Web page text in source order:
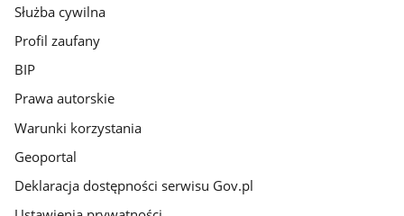
Służba cywilna
Profil zaufany
BIP
Prawa autorskie
Warunki korzystania
Geoportal
Deklaracja dostępności serwisu Gov.pl